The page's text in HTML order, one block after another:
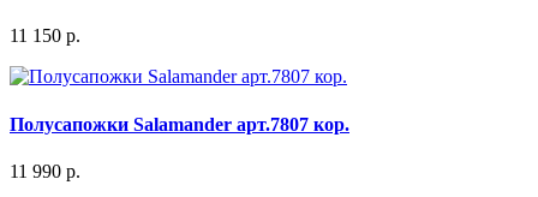
11 150 р.
Полусапожки Salamander арт.7807 кор.
11 990 р.